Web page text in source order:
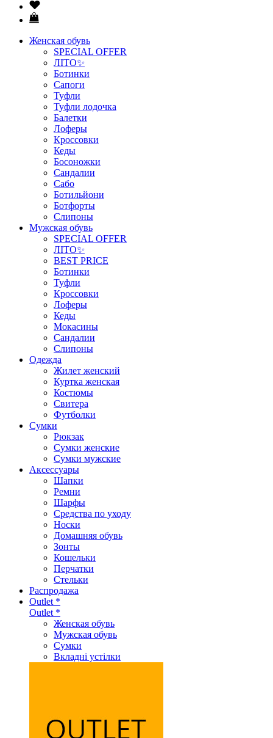
Женская обувь
SPECIAL OFFER
ЛІТО✨
Ботинки
Сапоги
Туфли
Туфли лодочка
Балетки
Лоферы
Кроссовки
Кеды
Босоножки
Сандалии
Сабо
Ботильйони
Ботфорты
Слипоны
Мужская обувь
SPECIAL OFFER
ЛІТО✨
BEST PRICE
Ботинки
Туфли
Кроссовки
Лоферы
Кеды
Мокасины
Сандалии
Слипоны
Одежда
Жилет женский
Куртка женская
Костюмы
Свитера
Футболки
Сумки
Рюкзак
Сумки женские
Сумки мужские
Аксеcсуары
Шапки
Ремни
Шарфы
Средства по уходу
Носки
Домашняя обувь
Зонты
Кошельки
Перчатки
Стельки
Распродажа
Outlet *
Outlet *
Женская обувь
Мужская обувь
Сумки
Вкладні устілки